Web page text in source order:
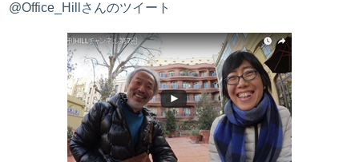
@Office_Hillさんのツイート